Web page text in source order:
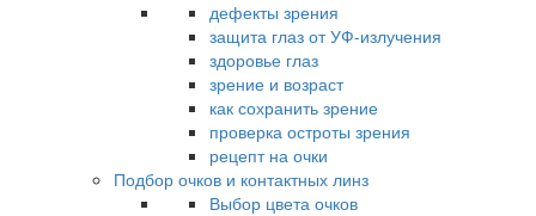
дефекты зрения
защита глаз от УФ-излучения
здоровье глаз
зрение и возраст
как сохранить зрение
проверка остроты зрения
рецепт на очки
Подбор очков и контактных линз
Выбор цвета очков